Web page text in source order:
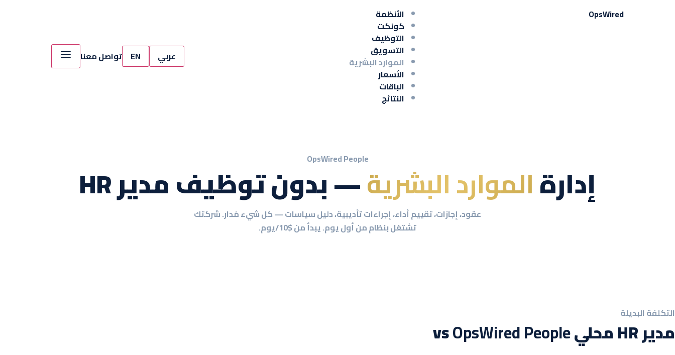
OpsWired
الأنظمة
كونكت
التوظيف
التسويق
الموارد البشرية
الأسعار
الباقات
النتائج
عربي EN تواصل معنا
OpsWired People
إدارةالموارد البشرية— بدون توظيف مدير HR
عقود، إجازات، تقييم أداء، إجراءات تأديبية، دليل سياسات — كل شيء مُدار. شركتك
تشتغل بنظام من أول يوم. يبدأ من $10/يوم.
التكلفة البديلة
مدير HR محلي vs OpsWired People